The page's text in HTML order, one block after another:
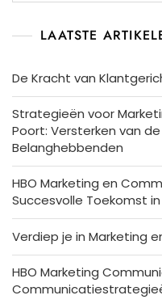
LAATSTE
De Kracht van
Strategieën voor
Poort: Versterken van
Belanghebbenden
HBO Marketing en
Succesvolle Toekomst
Verdiep je in Marketing
HBO Marketing